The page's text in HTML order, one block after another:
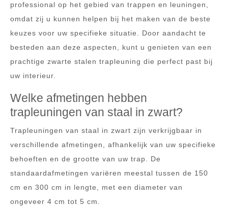
professional op het gebied van trappen en leuningen,
omdat zij u kunnen helpen bij het maken van de beste
keuzes voor uw specifieke situatie. Door aandacht te
besteden aan deze aspecten, kunt u genieten van een
prachtige zwarte stalen trapleuning die perfect past bij
uw interieur.
Welke afmetingen hebben
trapleuningen van staal in zwart?
Trapleuningen van staal in zwart zijn verkrijgbaar in
verschillende afmetingen, afhankelijk van uw specifieke
behoeften en de grootte van uw trap. De
standaardafmetingen variëren meestal tussen de 150
cm en 300 cm in lengte, met een diameter van
ongeveer 4 cm tot 5 cm.